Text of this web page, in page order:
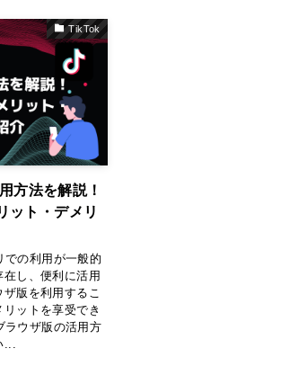
TikTok
方法を解説！
ット・デメリ
での利用が一般的
し、便利に活用
版を利用するこ
ットを享受でき
ラウザ版の活用方
...